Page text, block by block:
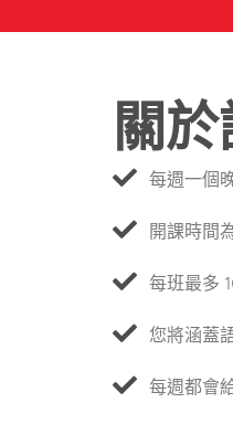
關
每週一個
開課時間
每班最多
您將涵蓋
每週都會